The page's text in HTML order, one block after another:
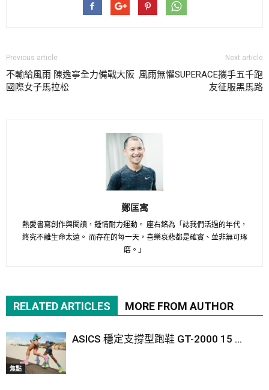
Previous article
不輸給風雨 陳逸寧全力備戰大阪
國際女子馬拉松
Next article
風雨無懼SUPERACE攜手五千跑
友征服黑馬路
鄭匡寓
熱愛書寫創作與閱讀，鍾情耐力運動。 座右銘為「誌我們活過的年代，
終究不離生命太遠。 而存在的每一天，喜樂哀悲都是確實、並非無可琢
磨。」
RELATED ARTICLES MORE FROM AUTHOR
焦點
ASICS 穩定支撐型跑鞋 GT-2000 15 ...